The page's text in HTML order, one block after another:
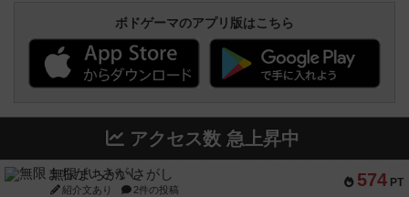
ボドゲーマのアプリ版はこちら
アクセス数 急上昇中
574 PT
無限まちがいさがし
紹介文あり 2件の投稿